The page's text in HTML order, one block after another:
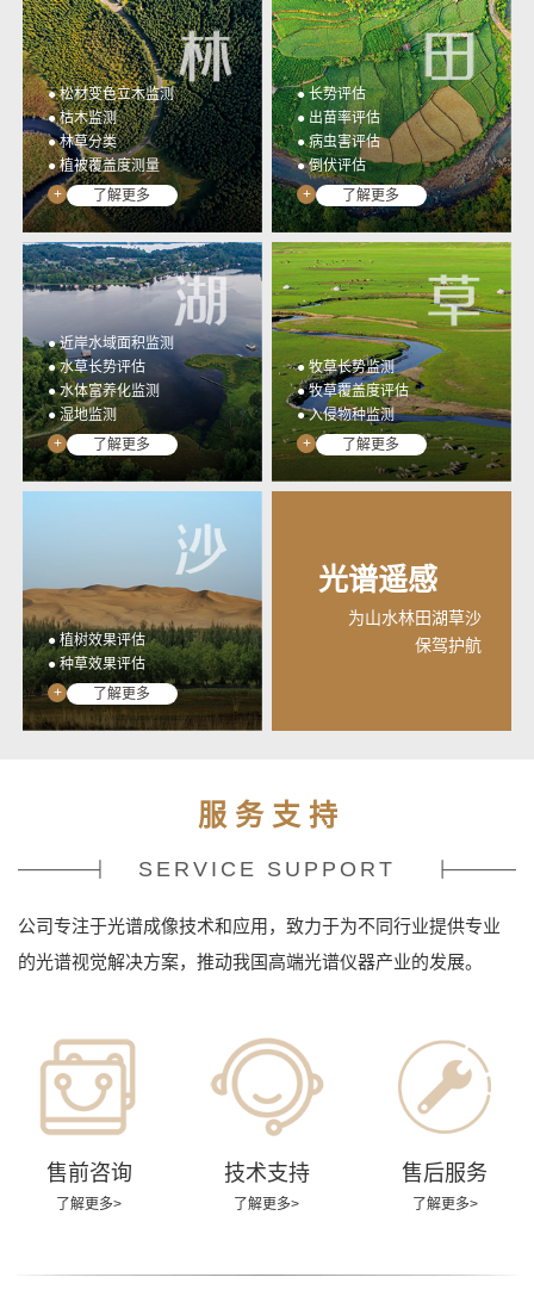
● 松材变色立木监测
● 枯木监测
● 林草分类
● 植被覆盖度测量
+
了解更多
● 长势评估
● 出苗率评估
● 病虫害评估
● 倒伏评估
+
了解更多
● 近岸水域面积监测
● 水草长势评估
● 水体富养化监测
● 湿地监测
+
了解更多
● 牧草长势监测
● 牧草覆盖度评估
● 入侵物种监测
+
了解更多
● 植树效果评估
● 种草效果评估
+
了解更多
光谱遥感
为山水林田湖草沙
保驾护航
服 务 支 持
SERVICE SUPPORT
公司专注于光谱成像技术和应用，致力于为不同行业提供专业
的光谱视觉解决方案，推动我国高端光谱仪器产业的发展。
售前咨询
了解更多>
技术支持
了解更多>
售后服务
了解更多>